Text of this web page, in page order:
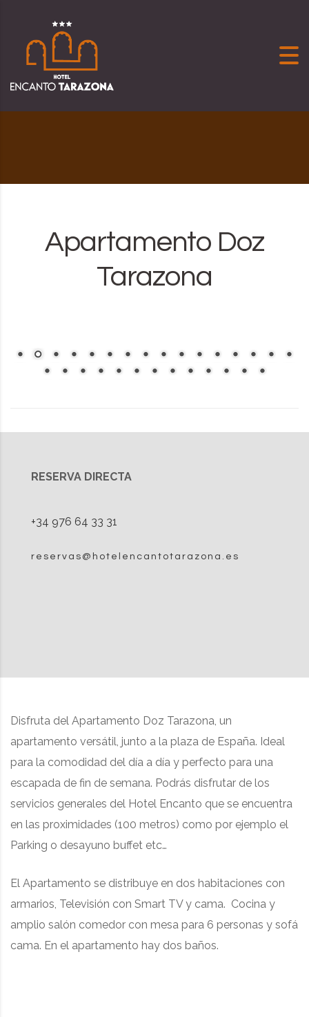
Apartamento Doz
Tarazona
RESERVA DIRECTA
+34 976 64 33 31
reservas@hotelencantotarazona.es
Disfruta del Apartamento Doz Tarazona, un
apartamento versátil, junto a la plaza de España. Ideal
para la comodidad del día a día y perfecto para una
escapada de fin de semana. Podrás disfrutar de los
servicios generales del Hotel Encanto que se encuentra
en las proximidades (100 metros) como por ejemplo el
Parking o desayuno buffet etc…
El Apartamento se distribuye en dos habitaciones con
armarios, Televisión con Smart TV y cama. Cocina y
amplio salón comedor con mesa para 6 personas y sofá
cama. En el apartamento hay dos baños.